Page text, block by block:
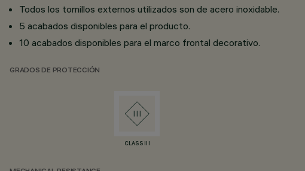
Todos los tornillos externos utilizados son de acero inoxidable.
5 acabados disponibles para el producto.
10 acabados disponibles para el marco frontal decorativo.
GRADOS DE PROTECCIÓN
CLASS III